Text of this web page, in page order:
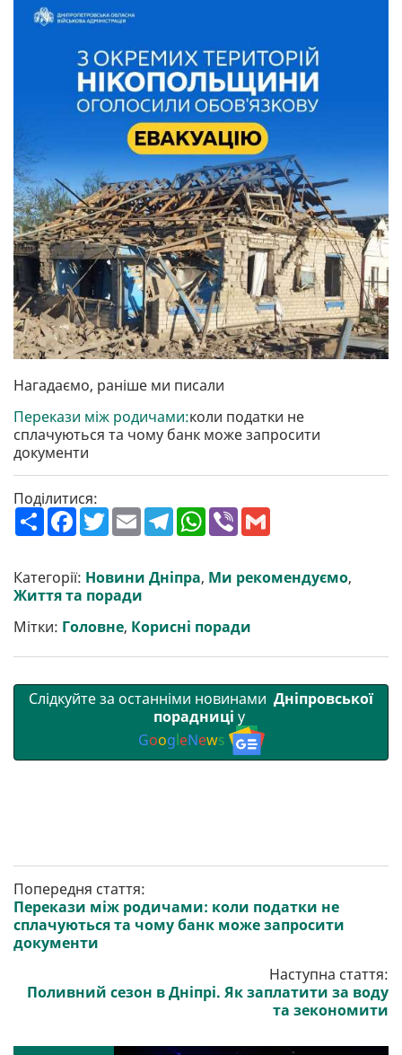
Нагадаємо, раніше ми писали
Перекази між родичами:коли податки не
сплачуються та чому банк може запросити
документи
Поділитися:
П
о
р
и
т
F
a
b
o
o
T
w
t
e
r
E
m
l
T
e
g
r
W
h
s
A
V
r l
Категорії: Новини Дніпра, Ми рекомендуємо,
Життя та поради
Мітки: Головне, Корисні поради
Слідкуйте за останніми новинами Дніпровської
порадниці у
GoogleNews
Попередня стаття:
Перекази між родичами: коли податки не
сплачуються та чому банк може запросити
документи
Наступна стаття:
Поливний сезон в Дніпрі. Як заплатити за воду
та зекономити